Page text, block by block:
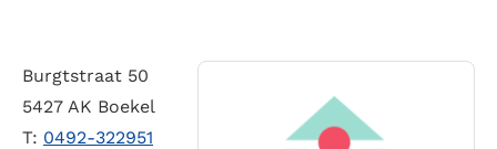
Burgtstraat 50
5427 AK Boekel
T: 0492-322951